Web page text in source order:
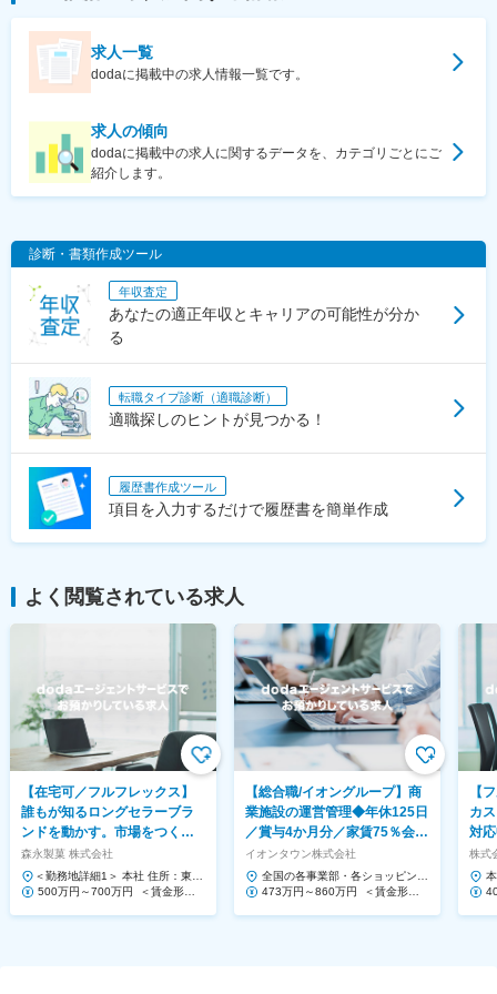
求人一覧
dodaに掲載中の求人情報一覧です。
求人の傾向
dodaに掲載中の求人に関するデータを、カテゴリごとにご
紹介します。
診断・書類作成ツール
年収査定
あなたの適正年収とキャリアの可能性が分か
る
転職タイプ診断（適職診断）
適職探しのヒントが見つかる！
履歴書作成ツール
項目を入力するだけで履歴書を簡単作成
よく閲覧されている求人
【在宅可／フルフレックス】
誰もが知るロングセラーブラ
ンドを動かす。市場をつくる
提案営業◆ハイチュウ等
森永製菓 株式会社
＜勤務地詳細1＞ 本社 住所：東京
都港区芝浦1-13-16 勤務地最寄
500万円～700万円 ＜賃金形態
【総合職/イオングループ】商
業施設の運営管理◆年休125日
／賞与4か月分／家賃75％会社
負担！
イオンタウン株式会社
全国の各事業部・各ショッピング
センター 住所：千葉県千葉市美浜
473万円～860万円 ＜賃金形態
【
カ
対
株式
1